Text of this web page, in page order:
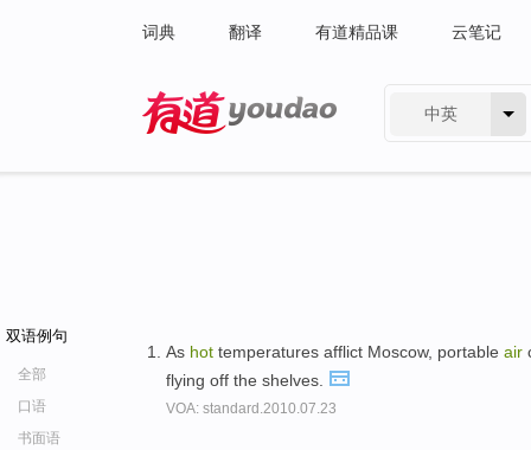
词典 翻译 有道精品课 云笔记
中英
双语例句
全部
口语
书面语
As hot temperatures afflict Moscow, portable air
flying off the shelves.
VOA: standard.2010.07.23